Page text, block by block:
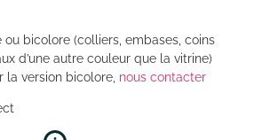
ou bicolore (colliers, embases, coins
d’une autre couleur que la vitrine)
la version bicolore, nous contacter